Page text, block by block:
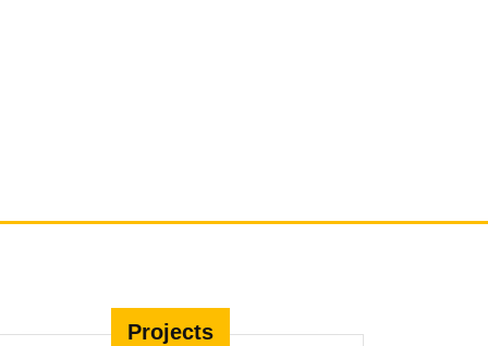
Projects